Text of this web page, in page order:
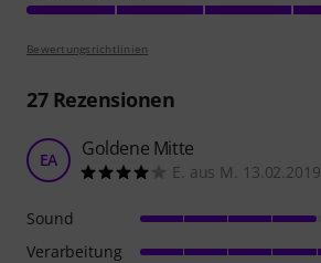
Bewertungsrichtlinien
27Rezensionen
EA Goldene Mitte
E. aus M. 13.02.2019
Sound
Verarbeitung